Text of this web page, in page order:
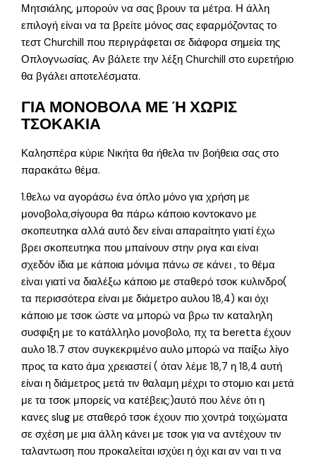
Μητσιάλης, μπορούν να σας βρουν τα μέτρα. Η άλλη
επιλογή είναι να τα βρείτε μόνος σας εφαρμόζοντας το
τεστ Churchill που περιγράφεται σε διάφορα σημεία της
Οπλογνωσίας. Αν βάλετε την λέξη Churchill στο ευρετήριο
θα βγάλει αποτελέσματα.
ΓΙΑ ΜΟΝΟΒΟΛΑ ΜΕ Ή ΧΩΡΙΣ
ΤΣΟΚΑΚΙΑ
Καλησπέρα κύριε Νικήτα θα ήθελα τιν βοήθεια σας στο
παρακάτω θέμα.
1.θελω να αγοράσω ένα όπλο μόνο για χρήση με
μονοβολα,σίγουρα θα πάρω κάποιο κοντοκανο με
σκοπευτηκα αλλά αυτό δεν είναι απαραίτητο γιατί έχω
βρει σκοπευτηκα που μπαίνουν στην ριγα και είναι
σχεδόν ίδια με κάποια μόνιμα πάνω σε κάνει , το θέμα
είναι γιατί να διαλέξω κάποιο με σταθερό τσοκ κυλινδρο(
τα περισσότερα είναι με διάμετρο αυλου 18,4) και όχι
κάποιο με τσοκ ώστε να μπορώ να βρω τιν καταληλη
συσφιξη με το κατάλληλο μονοβολο, πχ τα beretta έχουν
αυλο 18.7 στον συγκεκριμένο αυλο μπορώ να παίξω λίγο
προς τα κατο άμα χρειαστεί ( όταν λέμε 18,7 η 18,4 αυτή
είναι η διάμετρος μετά τιν θαλαμη μέχρι το στομιο και μετά
με τα τσοκ μπορείς να κατέβεις;)αυτό που λένε ότι η
κανες slug με σταθερό τσοκ έχουν πιο χοντρά τοιχώματα
σε σχέση με μια άλλη κάνει με τσοκ για να αντέχουν τιν
ταλαντωση που προκαλείται ισχύει η όχι και αν ναι τι να